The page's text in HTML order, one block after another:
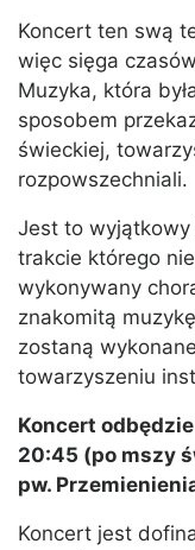
Koncert ten swą
więc sięga
Muzyka, która
sposobem
świeckiej,
rozpowszechniali.
Jest to
trakcie którego
wykonywany
znakomitą
zostaną
towarzyszeniu
Koncert
20:45 (po mszy
pw.
Koncert jest